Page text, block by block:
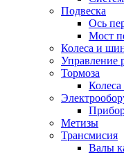
Подвеска
Ось
Мост
Колеса и
Управление
Тормоза
Метизы
Трансмисия
Валы